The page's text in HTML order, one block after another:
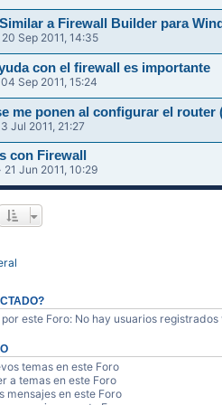
a Firewall Builder para
20 Sep 2011, 14:35
con el firewall es importante
Sep 2011, 15:24
me ponen al configurar el router
Jul 2011, 21:27
con Firewall
21 Jun 2011, 10:29
este Foro: No hay usuarios
temas en este Foro
a temas en este Foro
mensajes en este Foro